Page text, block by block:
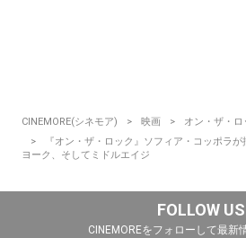
CINEMORE(シネモア) 映画
オン・ザ・ロ
『オン・ザ・ロック』ソフィア・コッポラ
ヨーク、そしてミドルエイジ
FOLLOW US
CINEMOREをフォローして最新